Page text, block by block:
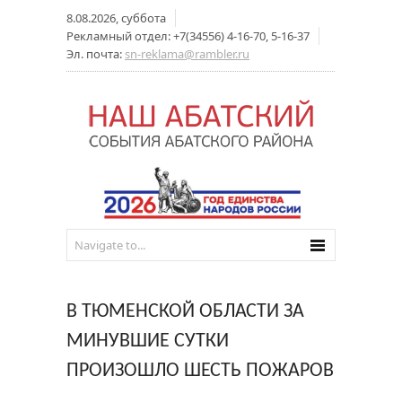
8.08.2026, суббота
Рекламный отдел: +7(34556) 4-16-70, 5-16-37
Эл. почта: sn-reklama@rambler.ru
В ТЮМЕНСКОЙ ОБЛАСТИ ЗА
МИНУВШИЕ СУТКИ
ПРОИЗОШЛО ШЕСТЬ ПОЖАРОВ